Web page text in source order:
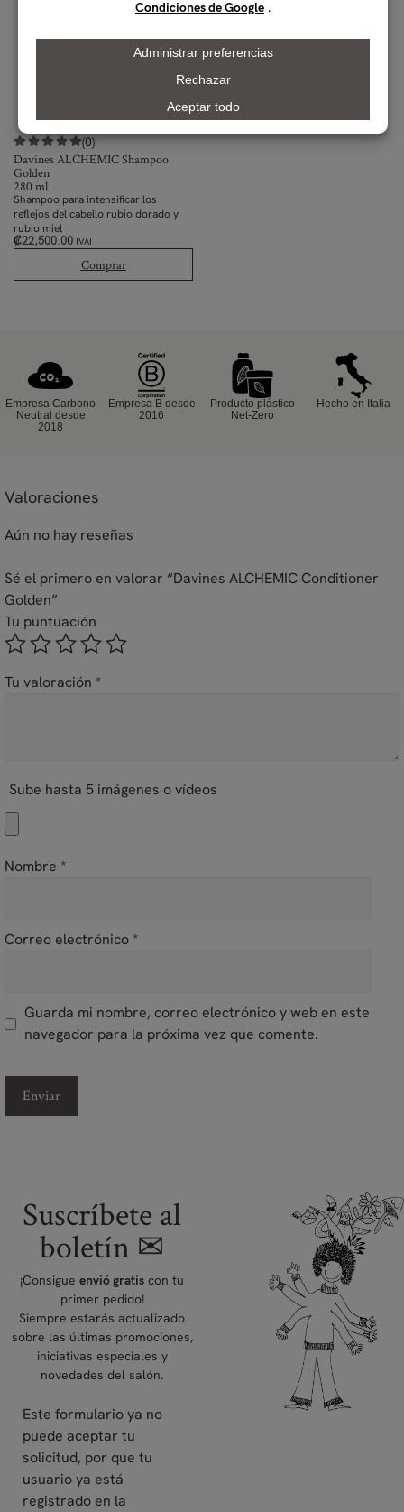
(0)
Davines ALCHEMIC Shampoo
Golden
280 ml
Shampoo para intensificar los
reflejos del cabello rubio dorado y
rubio miel
₡22,500.00 IVAI
Comprar
Empresa Carbono
Neutral desde
2018
Empresa B desde
2016
Producto plástico
Net-Zero
Hecho en Italia
Valoraciones
Aún no hay reseñas
Sé el primero en valorar “Davines ALCHEMIC Conditioner
Golden”
Tu puntuación
Tu valoración *
Sube hasta 5 imágenes o vídeos
Nombre *
Correo electrónico *
Guarda mi nombre, correo electrónico y web en este
navegador para la próxima vez que comente.
Suscríbete al
boletín ✉
¡Consigueenvió gratis con tu
primer pedido!
Siempre estarás actualizado
sobre las últimas promociones,
iniciativas especiales y
novedades del salón.
Este formulario ya no
puede aceptar tu
solicitud, por que tu
usuario ya está
registrado en la